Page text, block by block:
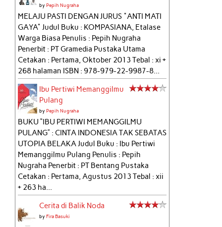
byPepih Nugraha
MELAJU PASTI DENGAN JURUS "ANTI MATI
GAYA" Judul Buku : KOMPASIANA, Etalase
Warga Biasa Penulis : Pepih Nugraha
Penerbit : PT Gramedia Pustaka Utama
Cetakan : Pertama, Oktober 2013 Tebal : xi +
268 halaman ISBN : 978-979-22-9987-8...
Ibu Pertiwi Memanggilmu
Pulang
byPepih Nugraha
BUKU “IBU PERTIWI MEMANGGILMU
PULANG” : CINTA INDONESIA TAK SEBATAS
UTOPIA BELAKA Judul Buku : Ibu Pertiwi
Memanggilmu Pulang Penulis : Pepih
Nugraha Penerbit : PT Bentang Pustaka
Cetakan : Pertama, Agustus 2013 Tebal : xii
+ 263 ha...
Cerita di Balik Noda
byFira Basuki